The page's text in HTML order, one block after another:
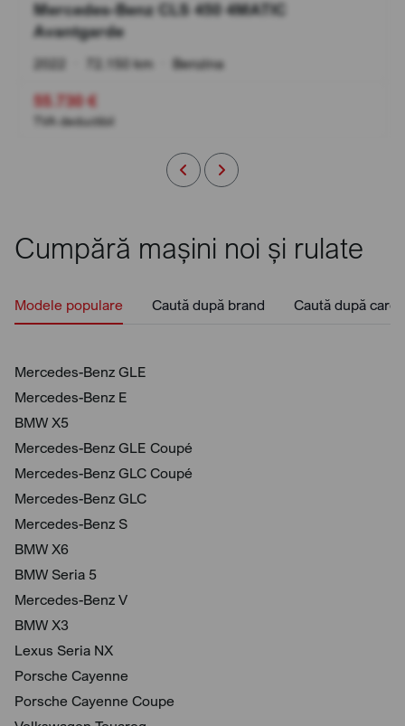
Mercedes-Benz CLS 450 4MATIC
Avantgarde
2022 72.150 km Benzina
55.730 €
TVA deductibil
Cumpără mașini noi și rulate
Modele populare Caută după brand Caută după
Mercedes-Benz GLE
Mercedes-Benz E
BMW X5
Mercedes-Benz GLE Coupé
Mercedes-Benz GLC Coupé
Mercedes-Benz GLC
Mercedes-Benz S
BMW X6
BMW Seria 5
Mercedes-Benz V
BMW X3
Lexus Seria NX
Porsche Cayenne
Porsche Cayenne Coupe